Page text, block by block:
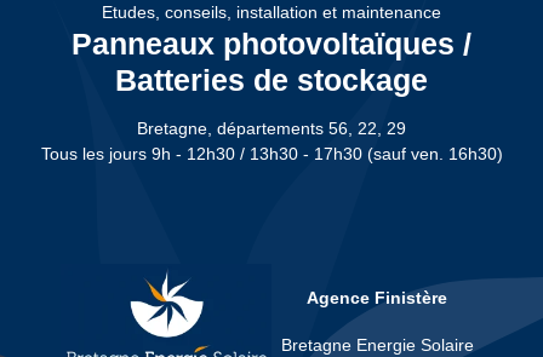
Etudes, conseils, installation et maintenance
Panneaux photovoltaïques /
Batteries de stockage
Bretagne, départements 56, 22, 29
Tous les jours 9h - 12h30 / 13h30 - 17h30 (sauf ven. 16h30)
Agence Finistère
Bretagne Energie Solaire